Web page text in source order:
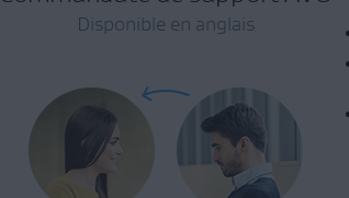
Disponible en anglais